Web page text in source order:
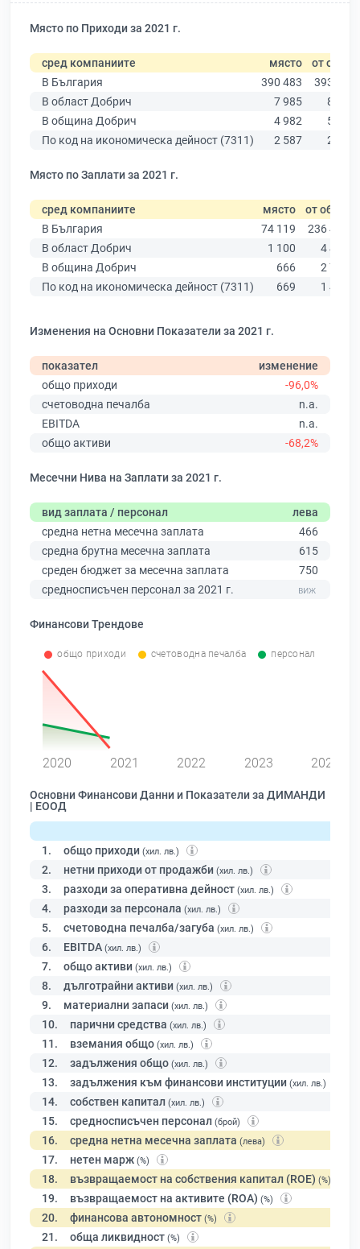
Място по Приходи за 2021 г.
сред компаниите място
от общо
В България
390 483
393 881
В област Добрич
7 985
8 109
В община Добрич
4 982
5 055
По код на икономическа дейност (7311)
2 587 2 615
Място по Заплати за 2021 г.
сред компаниите място от общо
В България
74 119
236 445
В област Добрич
1 100
4 482
В община Добрич
666
2 799
По код на икономическа дейност (7311)
669 1 486
Изменения на Основни Показатели за 2021 г.
показател
изменение
общо приходи
-96,0%
счетоводна печалба
n.a.
EBITDA
n.a.
общо активи
-68,2%
Месечни Нива на Заплати за 2021 г.
вид заплата / персонал
лева
средна нетна месечна заплата
466
средна брутна месечна заплата
615
среден бюджет за месечна заплата
750
средносписъчен персонал за 2021 г.
Финансови Трендове
общо приходи счетоводна печалба персонал
2020 2021 2022 2023 2024
Основни Финансови Данни и Показатели за ДИМАНДИ
| ЕООД
1. общо приходи (хил. лв.)
2. нетни приходи от продажби (хил. лв.)
3. разходи за оперативна дейност (хил. лв.)
4. разходи за персонала (хил. лв.)
5. счетоводна печалба/загуба (хил. лв.)
6. EBITDA (хил. лв.)
7. общо активи (хил. лв.)
8. дълготрайни активи (хил. лв.)
9. материални запаси (хил. лв.)
10. парични средства (хил. лв.)
11. вземания общо (хил. лв.)
12. задължения общо (хил. лв.)
13. задължения към финансови институции (хил. лв.)
14. собствен капитал (хил. лв.)
15. средносписъчен персонал (брой)
16. средна нетна месечна заплата (лева)
17. нетен марж (%)
18. възвращаемост на собствения капитал (ROE) (%)
19. възвращаемост на активите (ROA) (%)
20. финансова автономност (%)
21. обща ликвидност (%)